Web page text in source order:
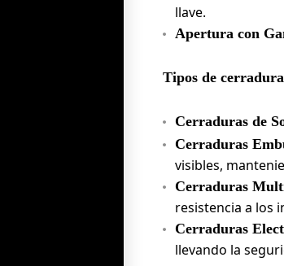
llave.
Apertura con
Tipos de
Cerraduras de
Cerraduras
visibles,
Cerraduras
resistencia a los
Cerraduras
llevando la